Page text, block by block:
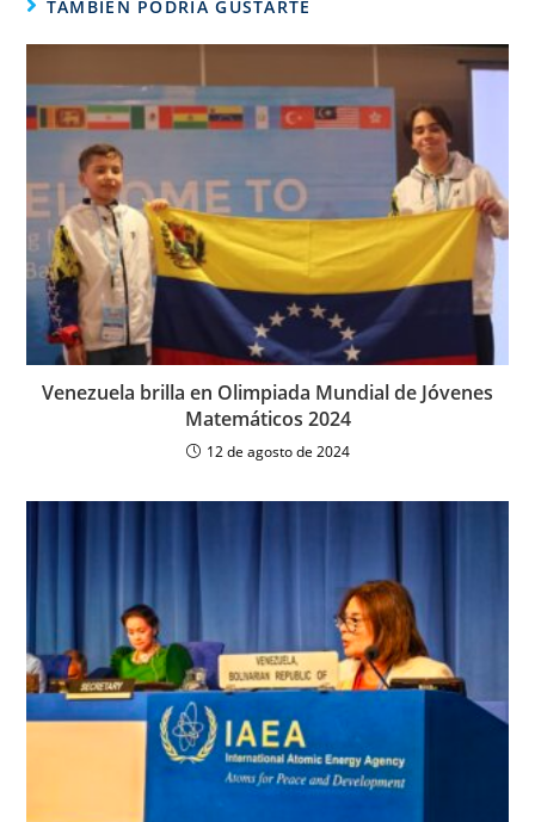
TAMBIÉN PODRÍA GUSTARTE
Venezuela brilla en Olimpiada Mundial de Jóvenes
Matemáticos 2024
12 de agosto de 2024